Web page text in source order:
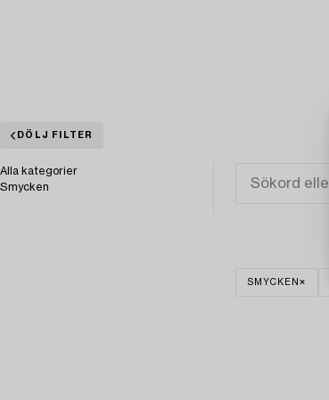
DÖLJ FILTER
Alla kategorier
Smycken
SMYCKEN